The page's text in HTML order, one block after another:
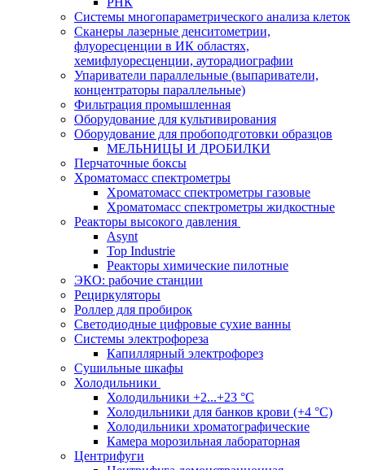
Системы многопараметрического анализа клеток
Сканеры лазерные денситометрии,
флуоресценции в ИК областях,
хемифлуоресценции, ауторадиографии
Упариватели параллельные (выпариватели,
концентраторы параллельные)
Фильтрация промышленная
Оборудование для культивирования
Оборудование для пробоподготовки образцов
МЕЛЬНИЦЫ И ДРОБИЛКИ
Перчаточные боксы
Хроматомасс спектрометры
Хроматомасс спектрометры газовые
Хроматомасс спектрометры жидкостные
Реакторы высокого давления
Asynt
Top Industrie
Реакторы химические пилотные
ЭКО: рабочие станции
Рециркуляторы
Роллер для пробирок
Светодиодные цифровые сухие ванны
Системы электрофореза
Капиллярный электрофорез
Сушильные шкафы
Холодильники
Холодильники +2...+23 °С
Холодильники для банков крови (+4 °С)
Холодильники хроматографические
Камера морозильная лабораторная
Центрифуги